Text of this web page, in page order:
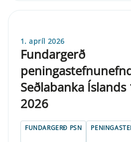
1. apríl 2026
Fundargerð
Seðlabanka
2026
FUNDARGERÐ PSN